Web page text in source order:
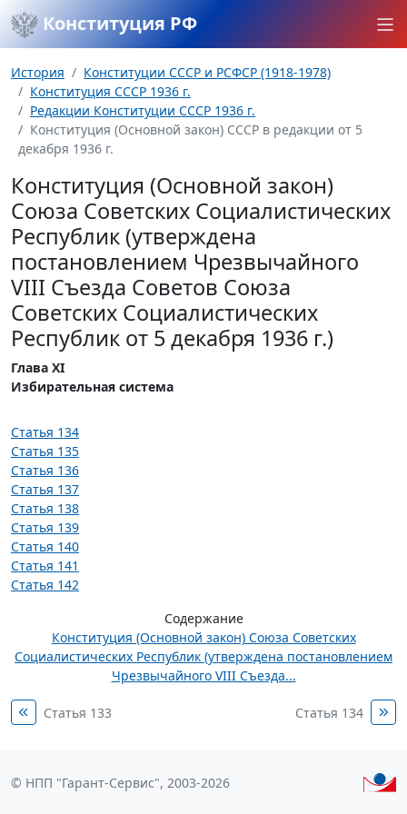
Конституция РФ
История
Конституции СССР и РСФСР (1918-1978)
Конституция СССР 1936 г.
Редакции Конституции СССР 1936 г.
Конституция (Основной закон) СССР в редакции от 5
декабря 1936 г.
Конституция (Основной закон)
Союза Советских Социалистических
Республик (утверждена
постановлением Чрезвычайного
VIII Съезда Советов Союза
Советских Социалистических
Республик от 5 декабря 1936 г.)
Глава XI
Избирательная система
Статья 134
Статья 135
Статья 136
Статья 137
Статья 138
Статья 139
Статья 140
Статья 141
Статья 142
Содержание
Конституция (Основной закон) Союза Советских
Социалистических Республик (утверждена постановлением
Чрезвычайного VIII Съезда...
Статья 133 Статья 134
© НПП "Гарант-Сервис", 2003-2026